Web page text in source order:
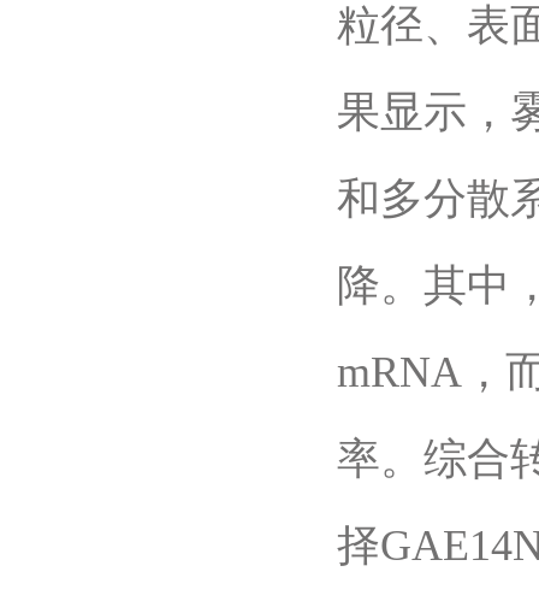
粒径、表
果显示，
和多分散
降。其中
mRNA，
率。综合
择